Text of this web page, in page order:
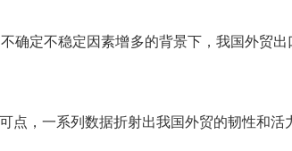
定不稳定因素增多的背景下，我国外贸出
，一系列数据折射出我国外贸的韧性和活